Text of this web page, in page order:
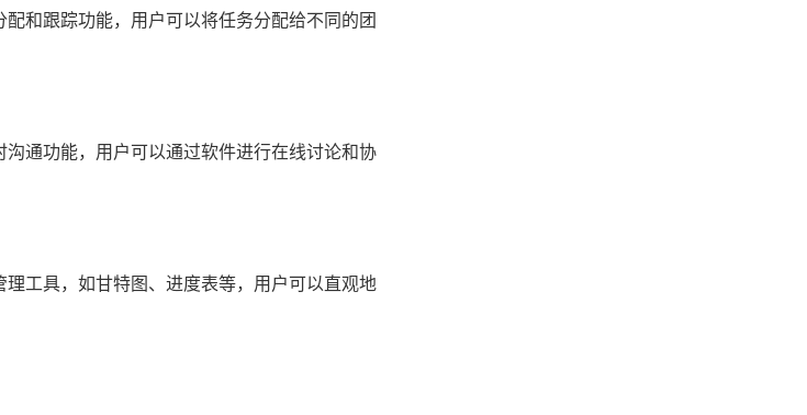
和跟踪功能，用户可以将任务分配给不同的团
通功能，用户可以通过软件进行在线讨论和协
工具，如甘特图、进度表等，用户可以直观地